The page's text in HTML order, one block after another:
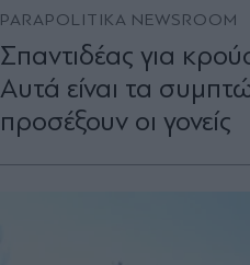
PARAPOLITIKA NEWSROOM
Σπαντιδέας για
Αυτά είναι τα
προσέξουν οι γονείς